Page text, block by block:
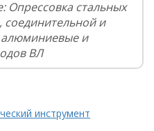
Опрессовка стальных
и
алюминиевые и
ВЛ
инструмент